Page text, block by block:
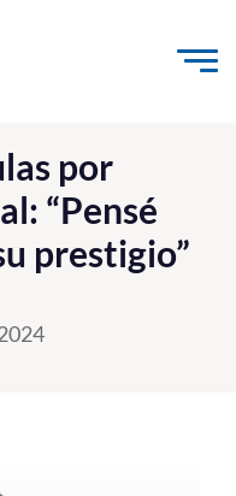
por
“Pensé
prestigio”